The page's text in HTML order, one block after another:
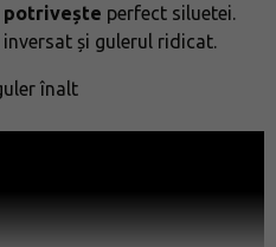
potrivește perfect siluetei.
și gulerul ridicat.
înalt